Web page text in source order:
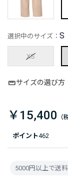
ポイント462
選択中のサイズ： S
XS
サイズの選び方
￥15,400
5000円以上で送